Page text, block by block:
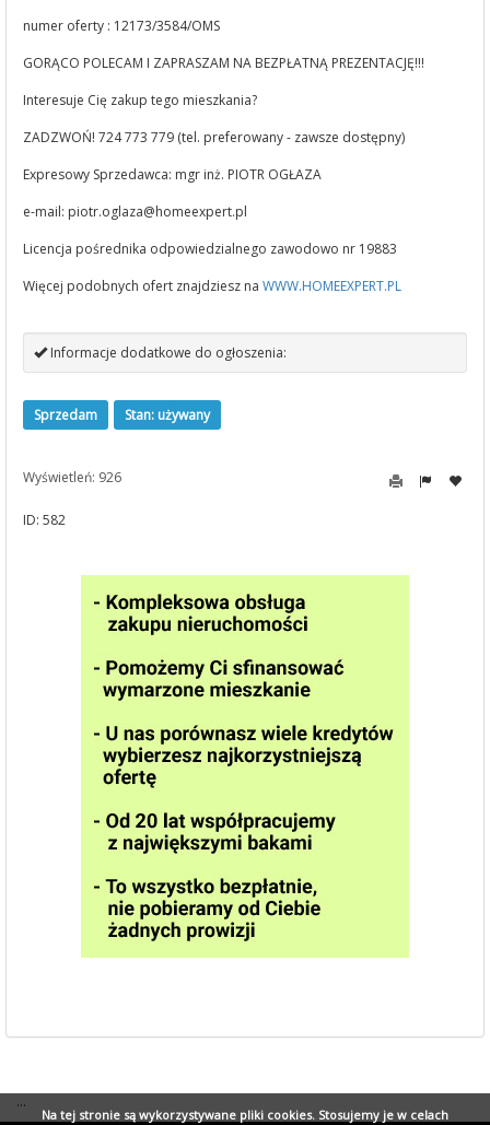
numer oferty : 12173/3584/OMS
GORĄCO POLECAM I ZAPRASZAM NA BEZPŁATNĄ PREZENTACJĘ!!!
Interesuje Cię zakup tego mieszkania?
ZADZWOŃ! 724 773 779 (tel. preferowany - zawsze dostępny)
Expresowy Sprzedawca: mgr inż. PIOTR OGŁAZA
e-mail: piotr.oglaza@homeexpert.pl
Licencja pośrednika odpowiedzialnego zawodowo nr 19883
Więcej podobnych ofert znajdziesz na WWW.HOMEEXPERT.PL
Informacje dodatkowe do ogłoszenia:
Sprzedam Stan: używany
Wyświetleń: 926
ID: 582
...
Na tej stronie są wykorzystywane pliki cookies. Stosujemy je w celach